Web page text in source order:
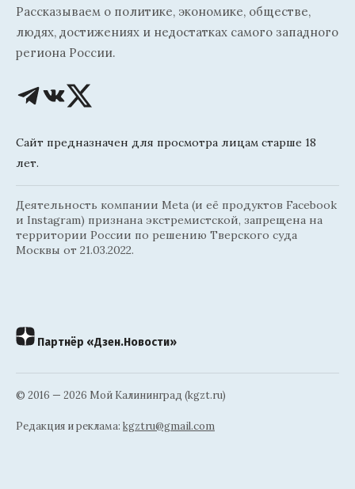
Рассказываем о политике, экономике, обществе,
людях, достижениях и недостатках самого западного
региона России.
Сайт предназначен для просмотра лицам старше 18
лет.
Деятельность компании Meta (и её продуктов Facebook
и Instagram) признана экстремистской, запрещена на
территории России по решению Тверского суда
Москвы от 21.03.2022.
Партнёр «Дзен.Новости»
© 2016 — 2026 Мой Калининград (kgzt.ru)
Редакция и реклама: kgztru@gmail.com